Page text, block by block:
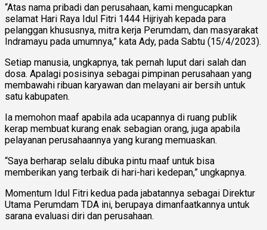
“Atas nama pribadi dan perusahaan, kami mengucapkan
selamat Hari Raya Idul Fitri 1444 Hijriyah kepada para
pelanggan khususnya, mitra kerja Perumdam, dan masyarakat
Indramayu pada umumnya,” kata Ady, pada Sabtu (15/4/2023).
Setiap manusia, ungkapnya, tak pernah luput dari salah dan
dosa. Apalagi posisinya sebagai pimpinan perusahaan yang
membawahi ribuan karyawan dan melayani air bersih untuk
satu kabupaten.
Ia memohon maaf apabila ada ucapannya di ruang publik
kerap membuat kurang enak sebagian orang, juga apabila
pelayanan perusahaannya yang kurang memuaskan.
“Saya berharap selalu dibuka pintu maaf untuk bisa
memberikan yang terbaik di hari-hari kedepan,” ungkapnya.
Momentum Idul Fitri kedua pada jabatannya sebagai Direktur
Utama Perumdam TDA ini, berupaya dimanfaatkannya untuk
sarana evaluasi diri dan perusahaan.